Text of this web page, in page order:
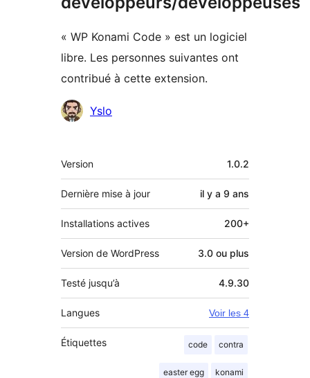
« WP Konami Code » est un logiciel
libre. Les personnes suivantes ont
contribué à cette extension.
Contributeurs
Yslo
Méta
Version 1.0.2
Dernière mise à jour il y a 9 ans
Installations actives 200+
Version de WordPress 3.0 ou plus
Testé jusqu’à 4.9.30
Langues Voir les 4
Étiquettes code contra
easter egg konami